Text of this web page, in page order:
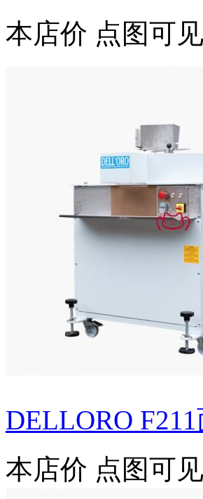
本店价 点图可
DELLORO
本店价 点图可